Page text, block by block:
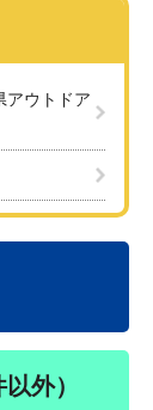
アウトドア
外）